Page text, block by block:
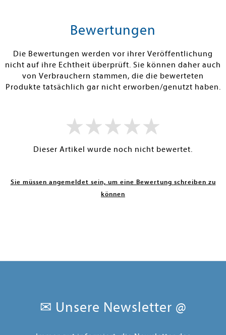
Warenkorb
Bewertungen
Die Bewertungen werden vor ihrer Veröffentlichung
nicht auf ihre Echtheit überprüft. Sie können daher auch
von Verbrauchern stammen, die die bewerteten
Produkte tatsächlich gar nicht erworben/genutzt haben.
Dieser Artikel wurde noch nicht bewertet.
Sie müssen angemeldet sein, um eine Bewertung schreiben zu
können
✉ Unsere Newsletter @